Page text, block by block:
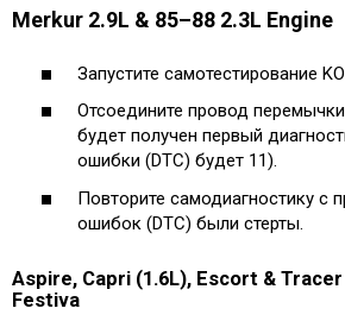
Merkur 2.9L & 85–88 2.3L Engine
Запустите самотестирование
Отсоедините провод
будет получен первый
ошибки (DTC) будет 11).
Повторите самодиагностику
ошибок (DTC) были стерты.
Aspire, Capri (1.6L), Escort & Tracer
Festiva